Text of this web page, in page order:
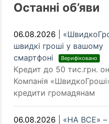
Останні об’яви
06.08.2026
швидкі гроші у вашому
смартфоні
Верифіковано
Кредит до 50 тис.грн.
Компанія
кредити громадянам
06.08.2026
«НА ВСЕ» –